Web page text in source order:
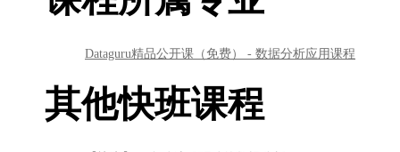
Dataguru精品公开课（免费） - 数据分析应用课程
其他快班课程